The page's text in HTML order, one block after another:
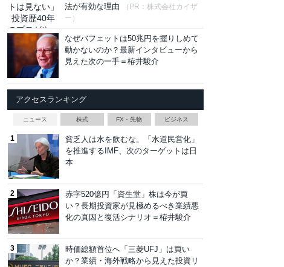
法が有効な理由
（PR：株式会社カイザ
ー）
なぜバフェットは50兆円を握りしめて
動かないのか？最新インタビューから
見えた次の一手＝栫井駿介
アクセスランキング
ニュース 株式 FX・先物 ビジネス
貧乏人は水を飲むな。「水道民営化」
を推進するIMF、次のターゲットは日
本
赤字520億円「資生堂」株は今が買
い？長期投資家が見極めるべき業績悪
化の真因と復活シナリオ＝栫井駿介
時価総額首位へ「三菱UFJ」は買い
か？業績・海外戦略から見えた投資リ